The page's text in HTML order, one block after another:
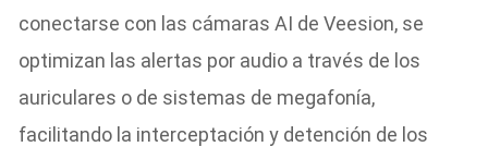
conectarse con las cámaras AI de Veesion, se
optimizan las alertas por audio a través de los
auriculares o de sistemas de megafonía,
facilitando la interceptación y detención de los